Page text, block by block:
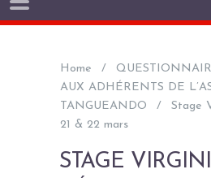
Home
AUX ADHÉRENTS DE
TANGUEANDO
Stage
21 & 22 mars
STAGE